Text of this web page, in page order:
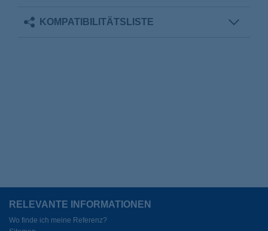
KOMPATIBILITÄTSLISTE
RELEVANTE INFORMATIONEN
Wo finde ich meine Referenz?